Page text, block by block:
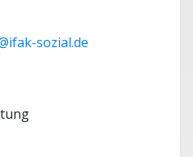
sozial.de